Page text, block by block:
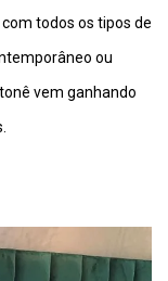
todos os tipos de
ou
vem ganhando